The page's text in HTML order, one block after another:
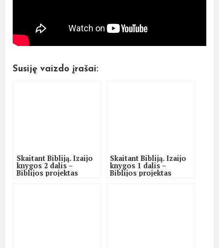
Susiję vaizdo įrašai:
Skaitant Bibliją. Izaijo
knygos 2 dalis –
Biblijos projektas
Skaitant Bibliją. Izaijo
knygos 1 dalis –
Biblijos projektas